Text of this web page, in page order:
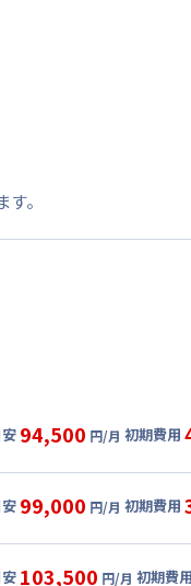
。
94,500 円/月 初期費用
57,000円/月 (1,900円/日)
他 : 0円/月 (0円/日) ※賃
他 : 35,000円/回 (税抜)
99,000 円/月 初期費用
103,500 円/月 初期費用